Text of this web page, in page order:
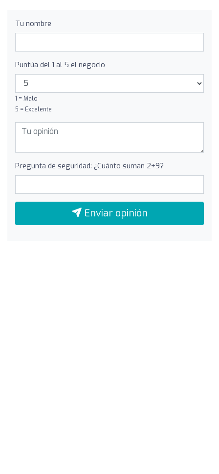
Tu nombre
Puntúa del 1 al 5 el negocio
1 = Malo
5 = Excelente
Pregunta de seguridad: ¿Cuánto suman 2+9?
Enviar opinión